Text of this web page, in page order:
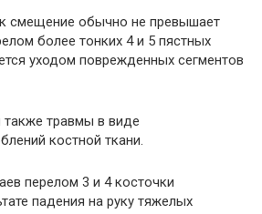
смещение обычно не превышает
более тонких 4 и 5 пястных
уходом поврежденных сегментов
травмы в виде
костной ткани.
перелом 3 и 4 косточки
падения на руку тяжелых